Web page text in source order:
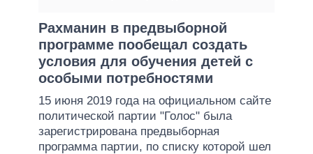
Рахманин в предвыборной
программе пообещал создать
условия для обучения детей с
особыми потребностями
15 июня 2019 года на официальном сайте
политической партии "Голос" была
зарегистрирована предвыборная
программа партии, по списку которой шел